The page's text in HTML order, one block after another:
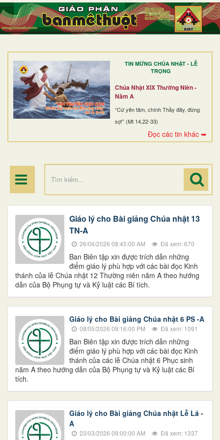
TIN MỪNG CHÚA NHẬT - LỄ
TRỌNG
Chúa Nhật XIX Thường Niên -
Năm A
“Cứ yên tâm, chính Thầy đây, đừng
sợ!” (Mt 14,22-33)
Đọc các tin khác ➥
TRANG NHẤT
GIỚI THIỆU
DÒNG TU
BAN MỤC VỤ
ĐOÀN THỂ CG
ĐIỂM HÀNH HƯƠNG
Giáo lý cho Bài giảng Chúa nhật 13
TN-A
26/06/2026 08:45:00 AM Đã xem: 670
Ban Biên tập xin được trích dẫn những
điểm giáo lý phù hợp với các bài đọc Kinh
thánh của lễ Chúa nhật 12 Thường niên năm A theo hướng
dẫn của Bộ Phụng tự và Kỷ luật các Bí tích.
Giáo lý cho Bài giảng Chúa nhật 6 PS -A
08/05/2026 09:16:00 PM Đã xem: 1091
Ban Biên tập xin được trích dẫn những
điểm giáo lý phù hợp với các bài đọc Kinh
thánh của các lễ Chúa nhật 6 Phục sinh
năm A theo hướng dẫn của Bộ Phụng tự và Kỷ luật các Bí
tích.
Giáo lý cho Bài giảng Chúa nhật Lễ Lá -
A
23/03/2026 09:00:00 AM Đã xem: 1337